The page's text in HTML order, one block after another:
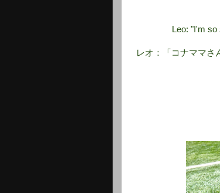
Leo: "I'm
レオ：「コナママさ